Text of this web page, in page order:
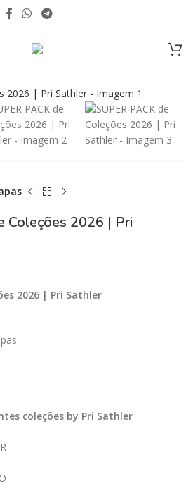
Coleções 2026 | Pri
2026 | Pri Sathler
coleções by Pri Sathler